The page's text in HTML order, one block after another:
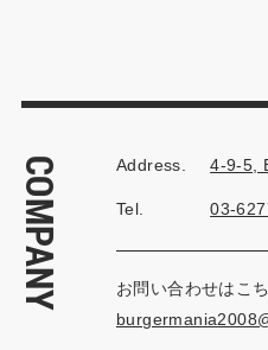
COMPANY Address. 4-9-5,
Tel. 03-
お問い合わせはこ